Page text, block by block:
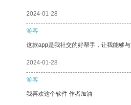
2024-01-28
游客
这款app是我社交的好帮手，让我能够
2024-01-28
游客
我喜欢这个软件 作者加油